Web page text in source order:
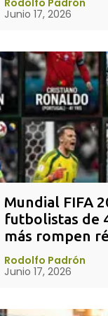
Rodolfo Padrón
Junio 17, 2026
Mundial FIFA
futbolistas de
más rompen
Rodolfo Padrón
Junio 17, 2026